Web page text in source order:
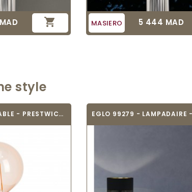
 MASIERO Prix
5 444 MAD
style
43548 - LAMPE DE TABLE - PRESTWICK 1